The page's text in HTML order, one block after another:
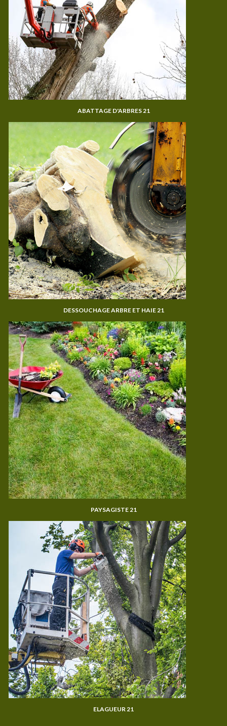
ABATTAGE D'ARBRES 21
DESSOUCHAGE ARBRE ET HAIE 21
PAYSAGISTE 21
ELAGUEUR 21